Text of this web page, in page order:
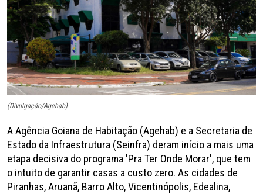
(Divulgação/Agehab)
A Agência Goiana de Habitação (Agehab) e a Secretaria de
Estado da Infraestrutura (Seinfra) deram início a mais uma
etapa decisiva do programa 'Pra Ter Onde Morar', que tem
o intuito de garantir casas a custo zero. As cidades de
Piranhas, Aruanã, Barro Alto, Vicentinópolis, Edealina,